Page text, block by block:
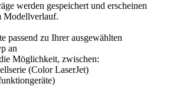
werden gespeichert und erscheinen
Modellverlauf.
passend zu Ihrer ausgewählten
an
Möglichkeit, zwischen:
(Color LaserJet)